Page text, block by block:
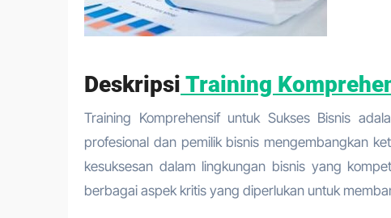
Deskripsi Training
Training Komprehensif untuk Sukses Bisnis
profesional dan pemilik bisnis mengembangkan
kesuksesan dalam lingkungan bisnis yang
berbagai aspek kritis yang diperlukan untuk